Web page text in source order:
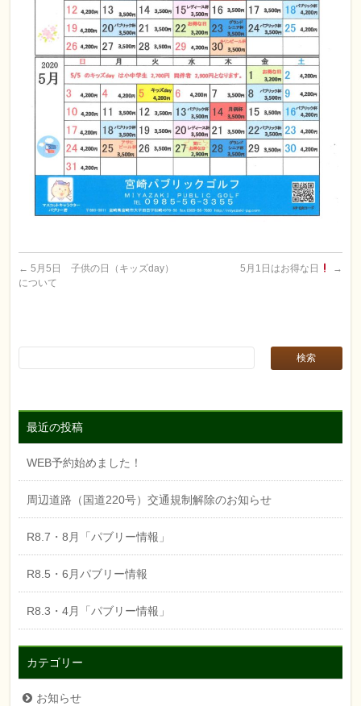
← 5月5日 子供の日（キッズday）
について
5月1日はお得な日 →
最近の投稿
WEB予約始めました！
周辺道路（国道220号）交通規制解除のお知らせ
R8.7・8月「パブリー情報」
R8.5・6月パブリー情報
R8.3・4月「パブリー情報」
カテゴリー
お知らせ